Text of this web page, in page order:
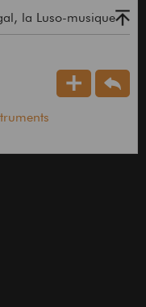
la Luso-musique